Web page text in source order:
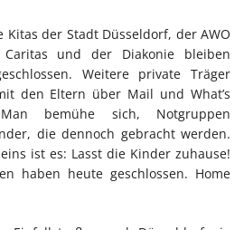
Kitas der Stadt Düsseldorf, der AWO
und der Diakonie bleiben
Weitere private Träger
den Eltern über Mail und What’s
bemühe sich, Notgruppen
die dennoch gebracht werden.
ist es: Lasst die Kinder zuhause!
haben heute geschlossen. Home